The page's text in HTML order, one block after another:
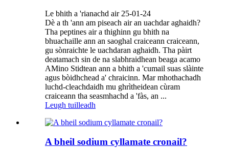
Le bhith a 'rianachd air 25-01-24
Dè a th 'ann am piseach air an uachdar aghaidh?
Tha peptines air a thighinn gu bhith na
bhuachaille ann an saoghal craiceann craiceann,
gu sònraichte le uachdaran aghaidh. Tha pàirt
deatamach sin de na slabhraidhean beaga acamo
AMino Stidtean ann a bhith a 'cumail suas slàinte
agus bòidhchead a' chraicinn. Mar mhothachadh
luchd-cleachdaidh mu ghrìtheidean cùram
craiceann tha seasmhachd a 'fàs, an ...
Leugh tuilleadh
A bheil sodium cyllamate cronail?